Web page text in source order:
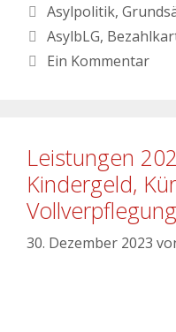
Asylpolitik,
AsylbLG,
Ein Kommentar
Leistungen
Kindergeld,
Vollverpflegung
30. Dezember 2023